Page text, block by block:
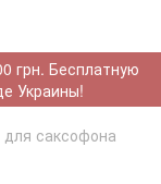
грн. Бесплатную
Украины!
саксофона